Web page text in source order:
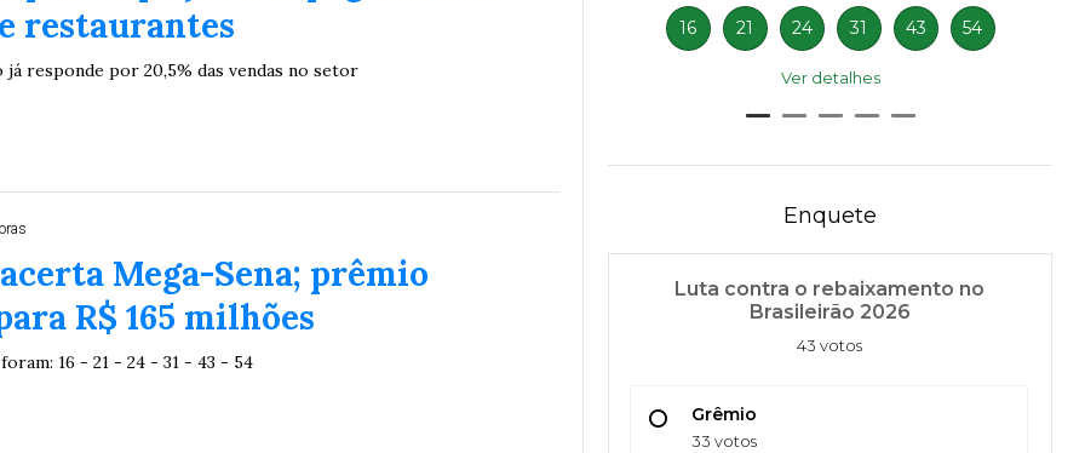
restaurantes
já responde por 20,5% das vendas no setor
Mega-Sena; prêmio
R$ 165 milhões
16 - 21 - 24 - 31 - 43 - 54
22 27 33
56 61 Ver detalhes
16 21 24 31 43 54
Ver detalhes
Enquete
Luta contra o rebaixamento no
Brasileirão 2026
43 votos
Grêmio
33 votos